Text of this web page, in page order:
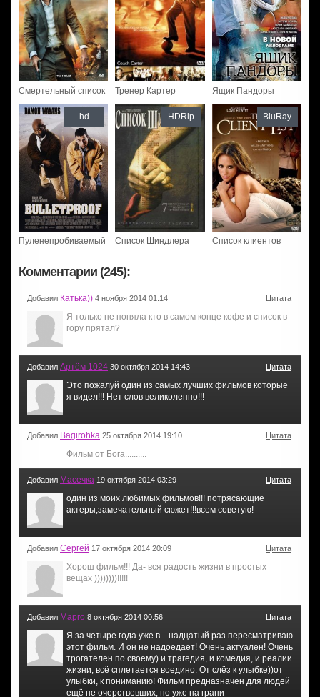
Смертельный список Тренер Картер Ящик Пандоры
Пуленепробиваемый
hd
Список Шиндлера
HDRip
Список клиентов
BluRay
Комментарии (245):
Добавил Катька)) 4 ноября 2014 01:14 Цитата
Я только не поняла кто в самом конце кофе и список в
гору прятал?
Добавил Артём 1024 30 октября 2014 14:43 Цитата
Это пожалуй один из самых лучших фильмов которые
я видел!!! Нет слов великолепно!!!
Добавил Bagirohka 25 октября 2014 19:10 Цитата
Фильм от Бога..........
Добавил Масечка 19 октября 2014 03:29 Цитата
один из моих любимых фильмов!!! потрясающие
актеры,замечательный сюжет!!!всем советую!
Добавил Сергей 17 октября 2014 20:09 Цитата
Хорош фильм!!! Да- вся радость жизни в простых
вещах ))))))))!!!!!
Добавил Марго 8 октября 2014 00:56 Цитата
Я за четыре года уже в ...надцатый раз пересматриваю
этот фильм. И он не надоедает! Очень актуален! Очень
трогателен по своему) и трагедия, и комедия, и реалии
жизни, всё сплетается воедино. От слёз к улыбке))от
улыбки, к пониманию! Фильм предназначен для людей
ещё не очерствевших, но уже на грани